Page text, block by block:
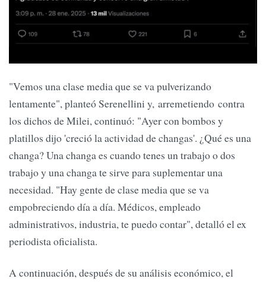
"Vemos una clase media que se va pulverizando
lentamente", planteó Serenellini y, arremetiendo contra
los dichos de Milei, continuó: "Ayer con bombos y
platillos dijo 'creció la actividad de changas'. ¿Qué es una
changa? Una changa es cuando tenes un trabajo o dos
trabajo y una changa te sirve para suplementar una
necesidad. "Hay gente de clase media que se va
empobreciendo día a día. Médicos, empleado
administrativos, industria, te puedo contar", detalló el ex
periodista oficialista.
A continuación, después de su análisis económico, el